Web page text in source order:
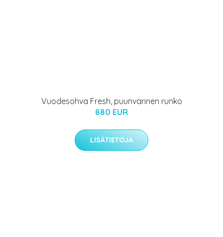
Vuodesohva Fresh, puunvärinen runko
880 EUR
LISÄTIETOJA